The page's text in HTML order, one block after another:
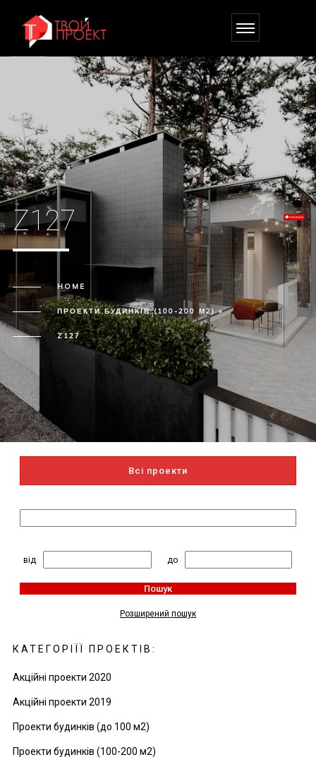
Z127
HOME
ПРОЕКТИ БУДИНКІВ (100-200 М2) »
Z127
Всі проекти
від
до
Пошук
Розширений пошук
КАТЕГОРІЇЇ ПРОЕКТІВ:
Акційні проекти 2020
Акційні проекти 2019
Проекти будинків (до 100 м2)
Проекти будинків (100-200 м2)